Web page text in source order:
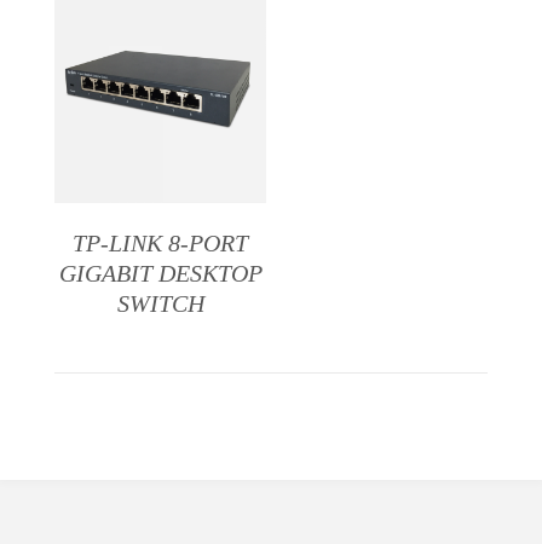
TP-LINK 8-PORT
GIGABIT DESKTOP
SWITCH